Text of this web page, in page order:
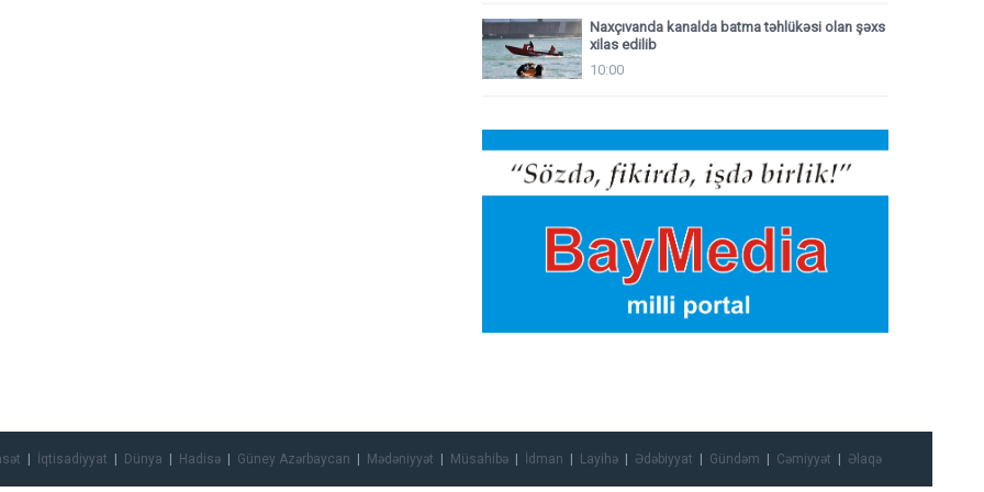
Naxçıvanda kanalda batma təhlükəsi olan şəxs
xilas edilib
10:00
İqtisadiyyat Dünya Hadisə Güney Azərbaycan Mədəniyyət Müsahibə İdman Layihə Ədəbiyyat Gündəm Cəmiyyət Əlaqə